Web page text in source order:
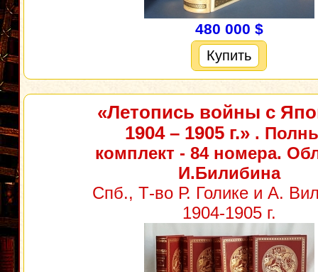
480 000 $
Купить
«Летопись войны с
1904 – 1905 г.».
комплект - 84 номера.
И.Билибина
Спб., Т-во Р. Голике и А.
1904-1905 г.